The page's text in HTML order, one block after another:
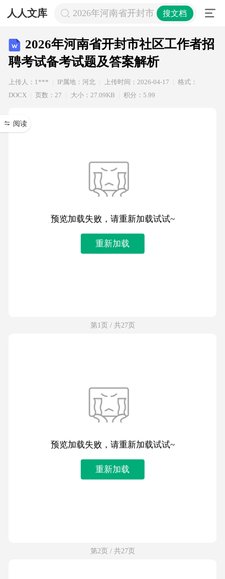
人人文库 2026年河南省开封市社区工作者招聘
搜文档
2026年河南省开封市社区工作者招
聘考试备考试题及答案解析
上传人：1*** IP属地：河北 上传时间：2026-04-17
格式：
DOCX
页数：27 大小：27.09KB 积分：5.99
阅读
预览加载失败，请重新加载试试~
重新加载
第1页 / 共27页
预览加载失败，请重新加载试试~
重新加载
第2页 / 共27页